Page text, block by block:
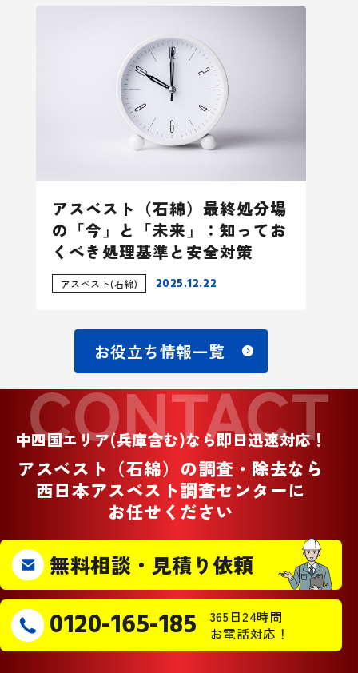
アスベスト（石綿）最終処分場
の「今」と「未来」：知ってお
くべき処理基準と安全対策
アスベスト(石綿) 2025.12.22
お役立ち情報一覧
CONTACT
中四国エリア(兵庫含む)なら即日迅速対応！
アスベスト（石綿）の調査・除去なら
西日本アスベスト調査センターに
お任せください
無料相談・見積り依頼
0120-165-185
365日24時間
お電話対応！